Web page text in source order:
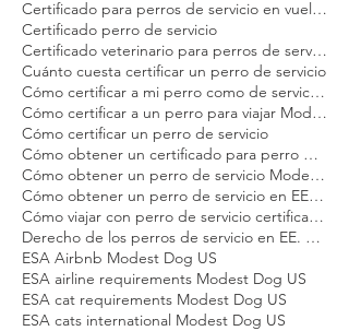
Certificado para perros de servicio en vuelo Modest Dog
Certificado perro de servicio
Certificado veterinario para perros de servicio y apoyo emocional Modest Dog
Cuánto cuesta certificar un perro de servicio
Cómo certificar a mi perro como de servicio Modest Dog
Cómo certificar a un perro para viajar Modest Dog
Cómo certificar un perro de servicio
Cómo obtener un certificado para perro de apoyo emocional
Cómo obtener un perro de servicio Modest Dog
Cómo obtener un perro de servicio en EE. UU.
Cómo viajar con perro de servicio certificado en EE. UU.
Derecho de los perros de servicio en EE. UU.
ESA Airbnb Modest Dog US
ESA airline requirements Modest Dog US
ESA cat requirements Modest Dog US
ESA cats international Modest Dog US